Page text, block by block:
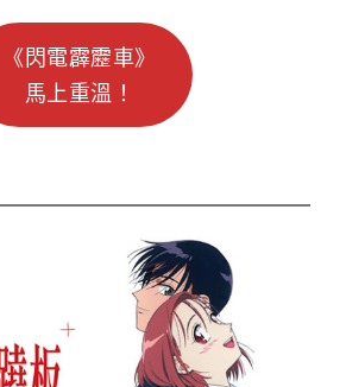
《閃電霹靂車》
馬上重溫！